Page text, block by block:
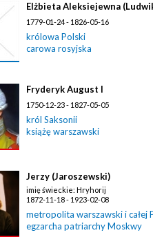
Elżbieta Aleksiejewna
1779-01-24 - 1826-05-16
królowa Polski
carowa rosyjska
Fryderyk August I
1750-12-23 - 1827-05-05
król Saksonii
książę warszawski
Jerzy (Jaroszewski)
imię świeckie: Hryhorij
1872-11-18 - 1923-02-08
metropolita warszawski i całej
egzarcha patriarchy Moskwy